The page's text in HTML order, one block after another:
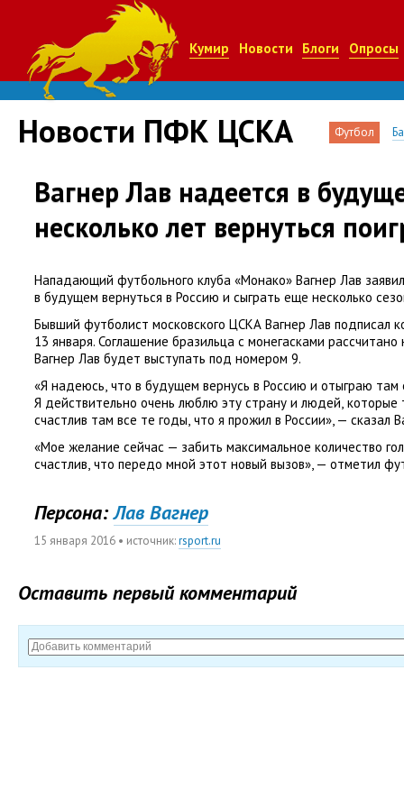
Кумир Новости Блоги Опросы
Новости ПФК ЦСКА Футбол
Вагнер Лав надеется в
несколько лет вернуться
Нападающий футбольного клуба «Монако» Вагнер Лав заявил
в будущем вернуться в Россию и сыграть еще несколько
Бывший футболист московского ЦСКА Вагнер Лав подписал
13 января. Соглашение бразильца с монегасками рассчитано
Вагнер Лав будет выступать под номером 9.
«Я надеюсь, что в будущем вернусь в Россию и отыграю там
Я действительно очень люблю эту страну и людей, которые
счастлив там все те годы, что я прожил в России», — сказал
«Мое желание сейчас — забить максимальное количество
счастлив, что передо мной этот новый вызов», — отметил
Персона: Лав Вагнер
15 января 2016 • источник:rsport.ru
Оставить первый комментарий